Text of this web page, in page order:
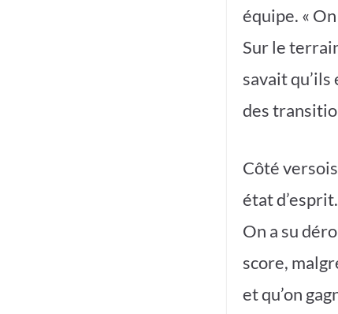
équipe. «
Sur le
savait
des
Côté
état
On a su
score,
et qu’on